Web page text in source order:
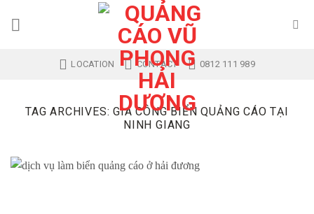
LOCATION CONTACT 0812 111 989
TAG ARCHIVES:GIA CÔNG BIỂN QUẢNG CÁO TẠI
NINH GIANG